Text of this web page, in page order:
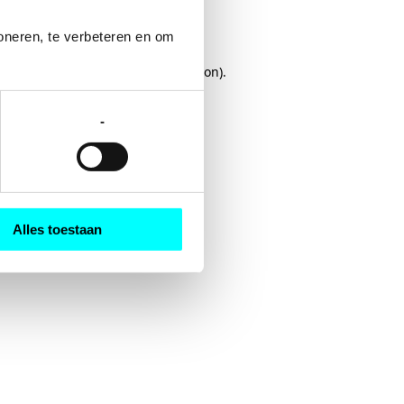
te verbeteren en om
-
Alles toestaan
for more information).